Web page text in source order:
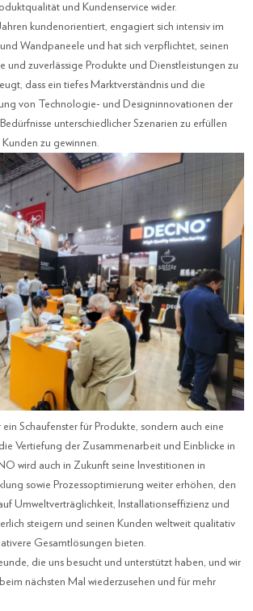
und Kundenservice wider.
kundenorientiert, engagiert sich intensiv im
Wandpaneele und hat sich verpflichtet, seinen
und zuverlässige Produkte und Dienstleistungen zu
dass ein tiefes Marktverständnis und die
von Technologie- und Designinnovationen der
unterschiedlicher Szenarien zu erfüllen
zu gewinnen.
ein Schaufenster für Produkte, sondern auch eine
Vertiefung der Zusammenarbeit und Einblicke in
wird auch in Zukunft seine Investitionen in
sowie Prozessoptimierung weiter erhöhen, den
Umweltverträglichkeit, Installationseffizienz und
steigern und seinen Kunden weltweit qualitativ
Gesamtlösungen bieten.
die uns besucht und unterstützt haben, und wir
nächsten Mal wiederzusehen und für mehr